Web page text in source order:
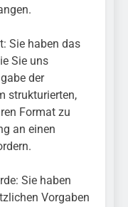
Sie haben das
Sie uns
der
strukturierten,
Format zu
an einen
Sie haben
Vorgaben